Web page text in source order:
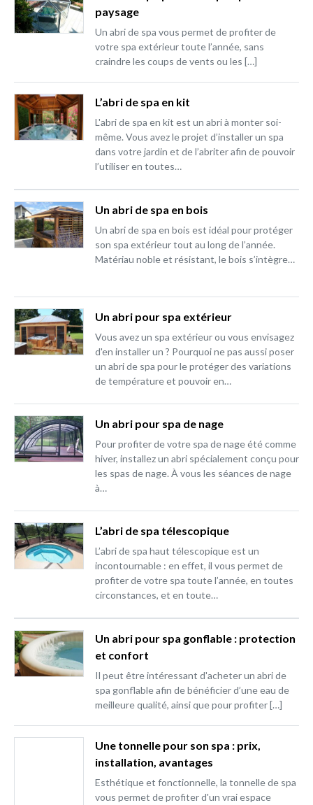
paysage
Un abri de spa vous permet de profiter de
votre spa extérieur toute l’année, sans
craindre les coups de vents ou les […]
L’abri de spa en kit
L'abri de spa en kit est un abri à monter soi-
même. Vous avez le projet d’installer un spa
dans votre jardin et de l’abriter afin de pouvoir
l’utiliser en toutes…
Un abri de spa en bois
Un abri de spa en bois est idéal pour protéger
son spa extérieur tout au long de l’année.
Matériau noble et résistant, le bois s’intègre…
Un abri pour spa extérieur
Vous avez un spa extérieur ou vous envisagez
d'en installer un ? Pourquoi ne pas aussi poser
un abri de spa pour le protéger des variations
de température et pouvoir en…
Un abri pour spa de nage
Pour profiter de votre spa de nage été comme
hiver, installez un abri spécialement conçu pour
les spas de nage. À vous les séances de nage
à…
L’abri de spa télescopique
L’abri de spa haut télescopique est un
incontournable : en effet, il vous permet de
profiter de votre spa toute l’année, en toutes
circonstances, et en toute…
Un abri pour spa gonflable : protection
et confort
Il peut être intéressant d'acheter un abri de
spa gonflable afin de bénéficier d’une eau de
meilleure qualité, ainsi que pour profiter […]
Une tonnelle pour son spa : prix,
installation, avantages
Esthétique et fonctionnelle, la tonnelle de spa
vous permet de profiter d'un vrai espace